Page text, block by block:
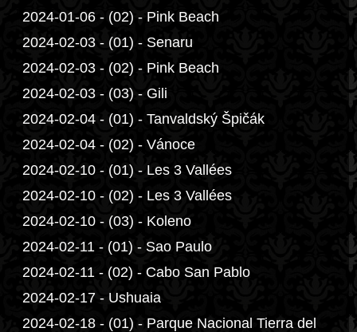
2024-01-06 - (02) - Pink Beach
2024-02-03 - (01) - Senaru
2024-02-03 - (02) - Pink Beach
2024-02-03 - (03) - Gili
2024-02-04 - (01) - Tanvaldský Špičák
2024-02-04 - (02) - Vánoce
2024-02-10 - (01) - Les 3 Vallées
2024-02-10 - (02) - Les 3 Vallées
2024-02-10 - (03) - Koleno
2024-02-11 - (01) - Sao Paulo
2024-02-11 - (02) - Cabo San Pablo
2024-02-17 - Ushuaia
2024-02-18 - (01) - Parque Nacional Tierra del